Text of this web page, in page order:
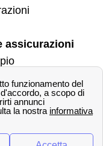
assicurazioni
danni
, come